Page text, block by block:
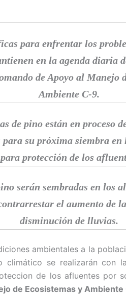
para enfrentar los
en la agenda diaria
de Apoyo al Manejo
Ambiente C-9.
de pino están en proceso
su próxima siembra en
para protección de los
serán sembradas en los
el aumento de
disminución de lluvias.
ambientales a la
climático se realizarán con
de los afluentes por
de Ecosistemas y